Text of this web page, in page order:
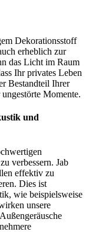
Dekorationsstoff
erheblich zur
das Licht im Raum
Ihr privates Leben
Bestandteil Ihrer
Momente.
und
verbessern. Jab
effektiv zu
Dies ist
wie beispielsweise
unsere